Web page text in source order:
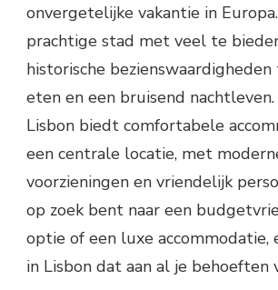
onvergetelijke vakantie in
prachtige stad met veel te
historische
eten en een bruisend
Lisbon biedt comfortabele
een centrale locatie, met
voorzieningen en vriendelijk
op zoek bent naar een
optie of een luxe accommodatie,
in Lisbon dat aan al je behoeften